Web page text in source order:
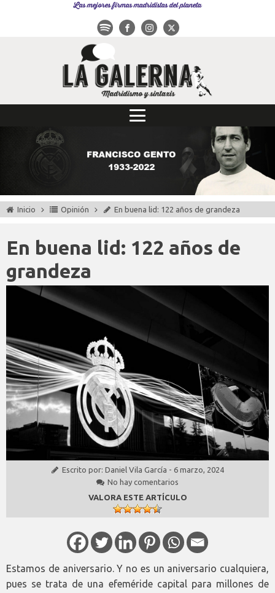
Las mejores firmas madridistas del planeta
Inicio Opinión En buena lid: 122 años de grandeza
En buena lid: 122 años de
grandeza
Escrito por: Daniel Vila García - 6 marzo, 2024
No hay comentarios
VALORA ESTE ARTÍCULO
Estamos de aniversario. Y no es un aniversario cualquiera,
pues se trata de una efeméride capital para millones de